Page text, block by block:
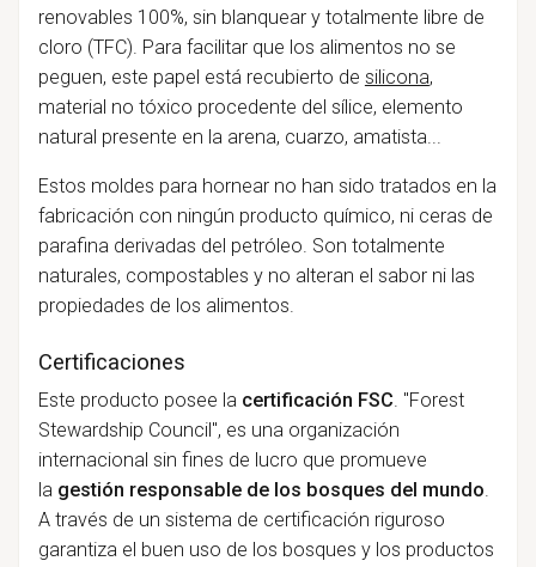
renovables 100%, sin blanquear y totalmente libre de
cloro (TFC). Para facilitar que los alimentos no se
peguen, este papel está recubierto de silicona,
material no tóxico procedente del sílice, elemento
natural presente en la arena, cuarzo, amatista...
Estos moldes para hornear no han sido tratados en la
fabricación con ningún producto químico, ni ceras de
parafina derivadas del petróleo. Son totalmente
naturales, compostables y no alteran el sabor ni las
propiedades de los alimentos.
Certificaciones
Este producto posee la certificación FSC. "Forest
Stewardship Council", es una organización
internacional sin fines de lucro que promueve
la gestión responsable de los bosques del mundo.
A través de un sistema de certificación riguroso
garantiza el buen uso de los bosques y los productos